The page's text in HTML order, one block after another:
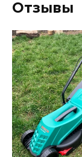
Отзывы